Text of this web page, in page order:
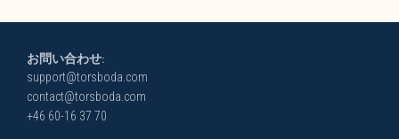
お問い合わせ:
support@torsboda.com
contact@torsboda.com
+46 60-16 37 70